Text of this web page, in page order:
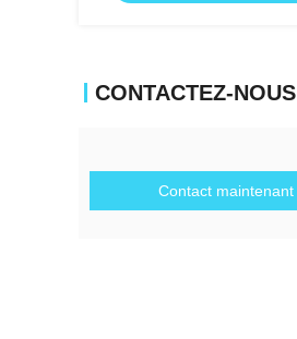
CONTACTEZ-NOUS
Contact maintenant